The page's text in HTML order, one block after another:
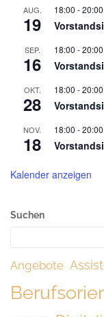
AUG.
19
18:00 -20:00
SEP.
16
18:00 -20:00
OKT.
28
18:00 -20:00
NOV.
18
18:00 -20:00
Kalender anzeigen
Suchen
Angebote